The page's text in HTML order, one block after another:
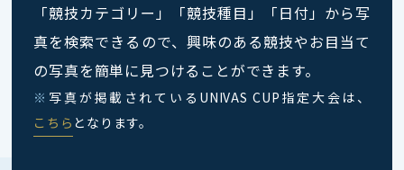
「競技カテゴリー」「競技種目」「日付」から写
真を検索できるので、興味のある競技やお目当て
の写真を簡単に見つけることができます。
※ 写真が掲載されているUNIVAS CUP指定大会は、
こちら となります。